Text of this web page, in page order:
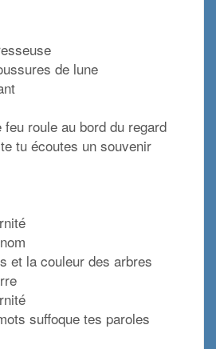
de lune
roule au bord du regard
tu écoutes un souvenir
et la couleur des arbres
suffoque tes paroles